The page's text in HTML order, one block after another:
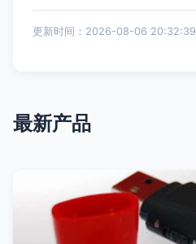
更新时间：2026-08-06 20:32:39
最新产品